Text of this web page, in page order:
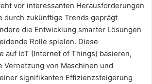
vor interessanten Herausforderungen
durch zukünftige Trends geprägt
die Entwicklung smarter Lösungen
Rolle spielen. Diese
auf IoT (Internet of Things) basieren,
Vernetzung von Maschinen und
signifikanten Effizienzsteigerung